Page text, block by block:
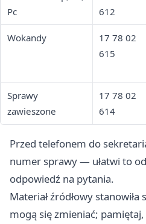
Pc
612
Wokandy
17 78 02
615
Sprawy
zawieszone
17 78 02
614
Przed telefonem do
numer sprawy — ułatwi to
odpowiedź na pytania.
Materiał źródłowy
mogą się zmieniać;